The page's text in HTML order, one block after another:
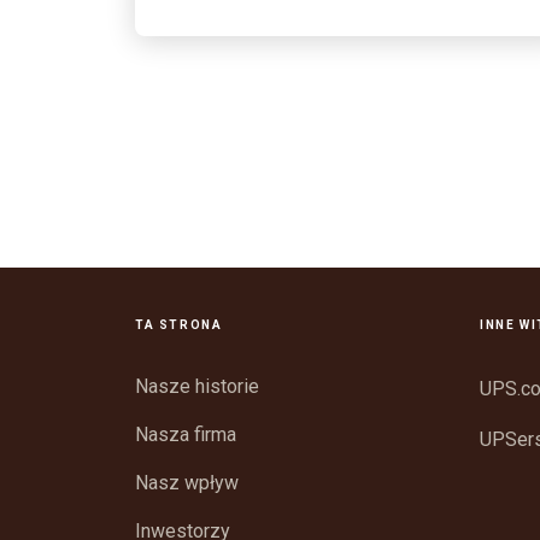
TA STRONA
Nasze historie
Nasza firma
Nasz wpływ
Inwestorzy
INNE